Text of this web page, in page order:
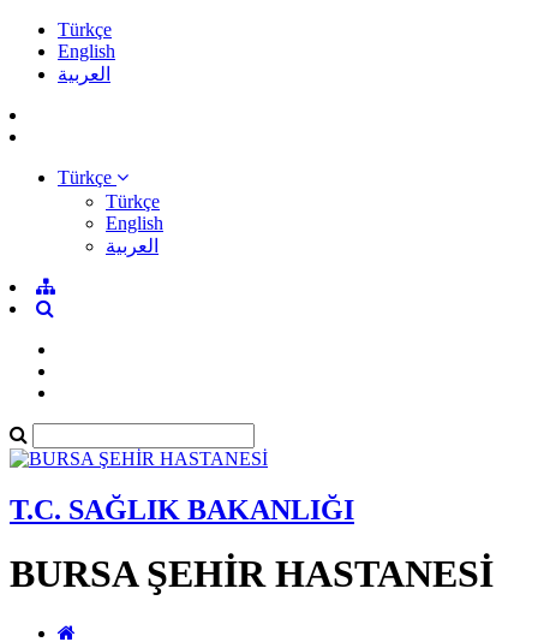
Türkçe
English
العربية
Türkçe
Türkçe
English
العربية
T.C. SAĞLIK BAKANLIĞI
BURSA ŞEHİR HASTANESİ